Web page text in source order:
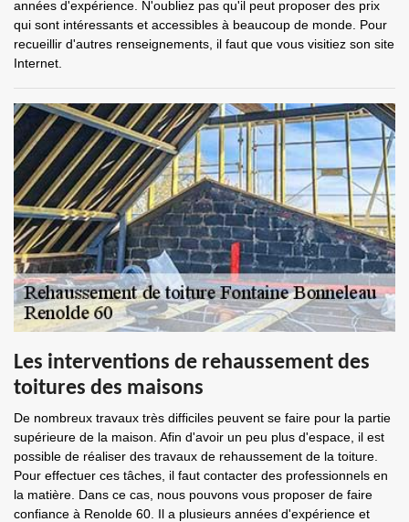
années d'expérience. N'oubliez pas qu'il peut proposer des prix
qui sont intéressants et accessibles à beaucoup de monde. Pour
recueillir d'autres renseignements, il faut que vous visitiez son site
Internet.
Les interventions de rehaussement des
toitures des maisons
De nombreux travaux très difficiles peuvent se faire pour la partie
supérieure de la maison. Afin d'avoir un peu plus d'espace, il est
possible de réaliser des travaux de rehaussement de la toiture.
Pour effectuer ces tâches, il faut contacter des professionnels en
la matière. Dans ce cas, nous pouvons vous proposer de faire
confiance à Renolde 60. Il a plusieurs années d'expérience et